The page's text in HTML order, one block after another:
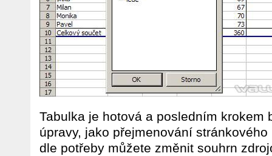
Tabulka je hotová a posledním krokem
úpravy, jako přejmenování
dle potřeby můžete změnit souhrn